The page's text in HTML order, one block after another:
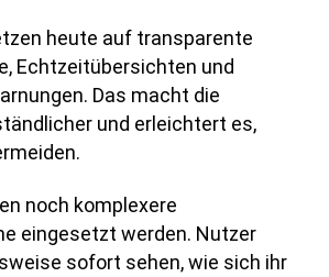
heute auf transparente
Echtzeitübersichten und
Das macht die
und erleichtert es,
noch komplexere
eingesetzt werden. Nutzer
sofort sehen, wie sich ihr